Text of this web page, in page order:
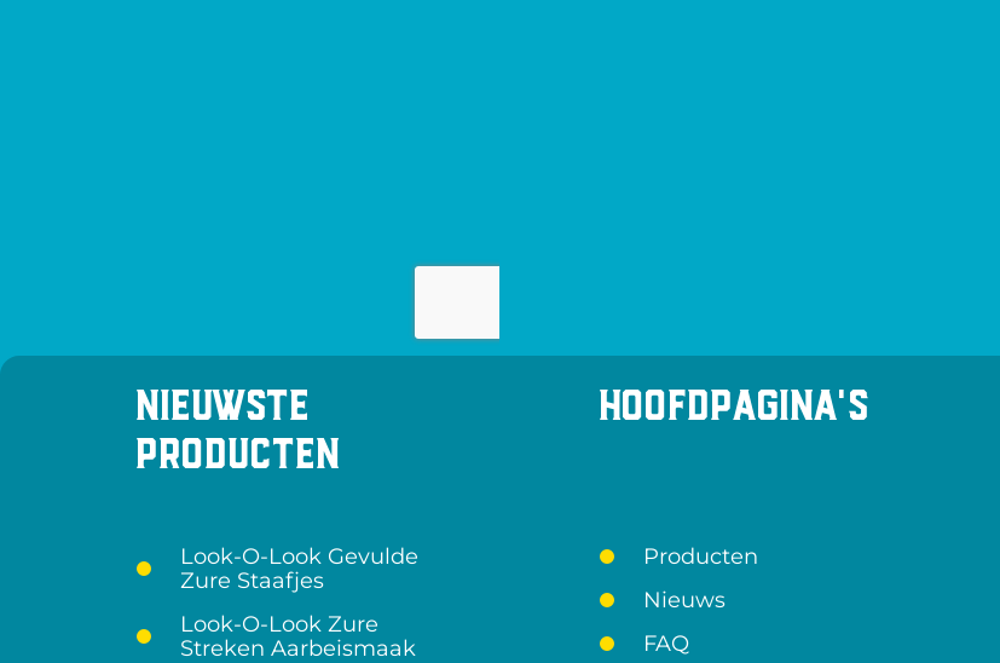
Nieuwste
producten
Look-O-Look Gevulde
Zure Staafjes
Look-O-Look Zure
Streken Aarbeismaak
Hoofdpagina's
Producten
Nieuws
FAQ